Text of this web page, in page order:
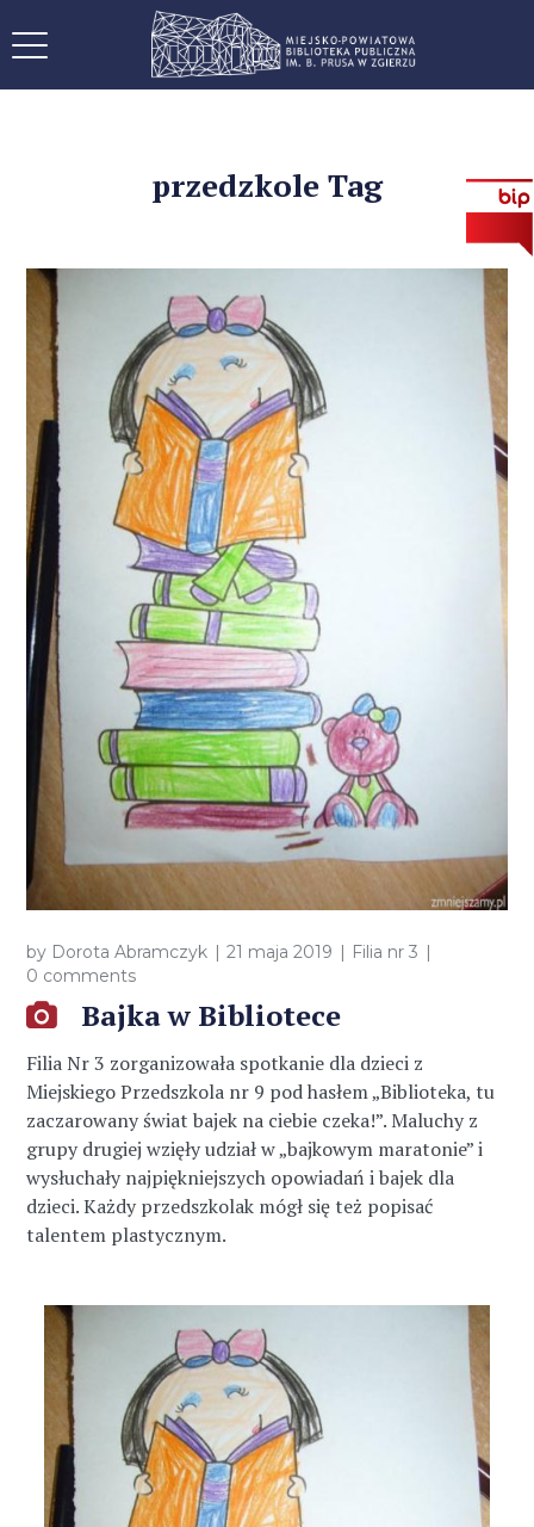
przedzkole Tag
by Dorota Abramczyk 21 maja 2019
Filia nr 3
0 comments
Bajka w Bibliotece
Filia Nr 3 zorganizowała spotkanie dla dzieci z
Miejskiego Przedszkola nr 9 pod hasłem „Biblioteka, tu
zaczarowany świat bajek na ciebie czeka!”. Maluchy z
grupy drugiej wzięły udział w „bajkowym maratonie” i
wysłuchały najpiękniejszych opowiadań i bajek dla
dzieci. Każdy przedszkolak mógł się też popisać
talentem plastycznym.